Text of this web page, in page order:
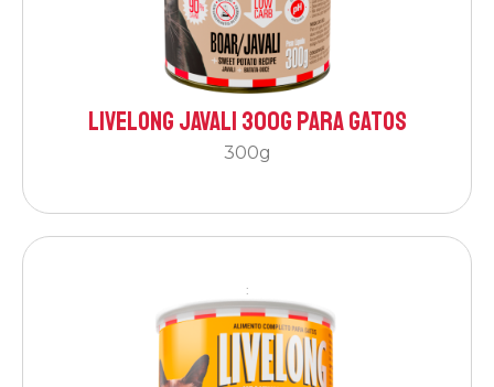
Livelong Javali 300g para Gatos
300g
: